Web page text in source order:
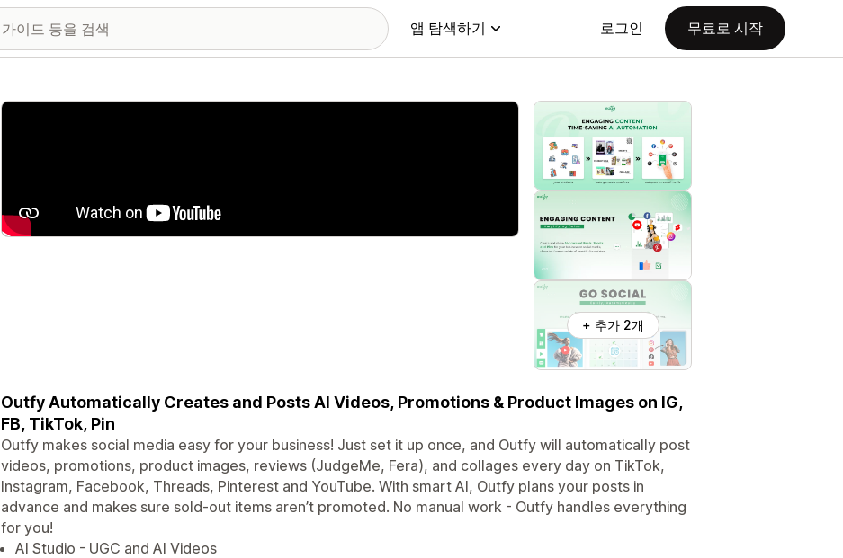
앱 탐색하기 로그인 무료로 시작
추천 이미지 갤러리
+ 추가 2개
Outfy Automatically Creates and Posts AI Videos, Promotions & Product Images on IG,
FB, TikTok, Pin
Outfy makes social media easy for your business! Just set it up once, and Outfy will automatically post
videos, promotions, product images, reviews (JudgeMe, Fera), and collages every day on TikTok,
Instagram, Facebook, Threads, Pinterest and YouTube. With smart AI, Outfy plans your posts in
advance and makes sure sold-out items aren’t promoted. No manual work - Outfy handles everything
for you!
AI Studio - UGC and AI Videos